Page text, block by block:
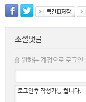
소셜댓글
원하는 계정으로 로그인